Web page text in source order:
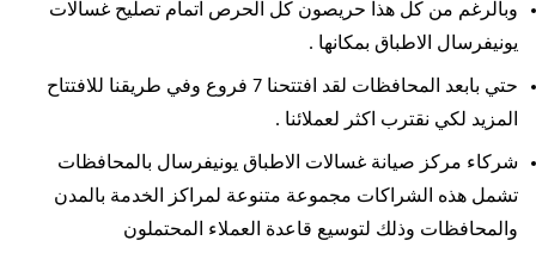
وبالرغم من كل هذا حريصون كل الحرص اتمام تصليح غسالات
يونيفرسال الاطباق بمكانها .
حتي بابعد المحافظات لقد افتتحنا 7 فروع وفي طريقنا للافتتاح
المزيد لكي نقترب اكثر لعملائنا .
شركاء مركز صيانة غسالات الاطباق يونيفرسال بالمحافظات
تشمل هذه الشراكات مجموعة متنوعة لمراكز الخدمة بالمدن
والمحافظات وذلك لتوسيع قاعدة العملاء المحتملون